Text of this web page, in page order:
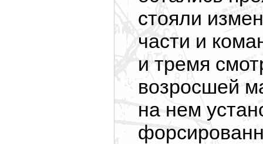
стояли
части и
и тремя
возросшей
на нем